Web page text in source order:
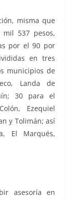
misma que
537 pesos,
por el 90 por
en tres
municipios de
Landa de
30 para el
Ezequiel
y Tolimán; así
El Marqués,
asesoría en